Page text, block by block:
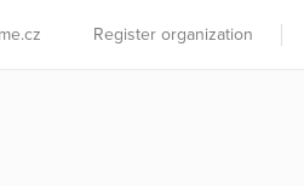
Register organization